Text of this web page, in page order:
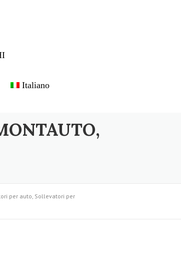
Italiano
per auto, Sollevatori per